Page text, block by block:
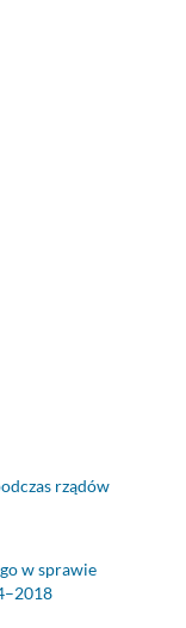
rządów
w sprawie